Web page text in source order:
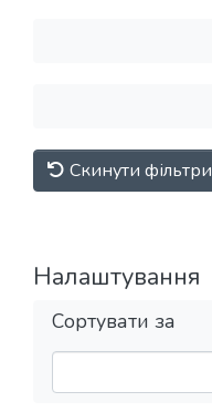
Скинути фільтри
Налаштування
Сортувати за